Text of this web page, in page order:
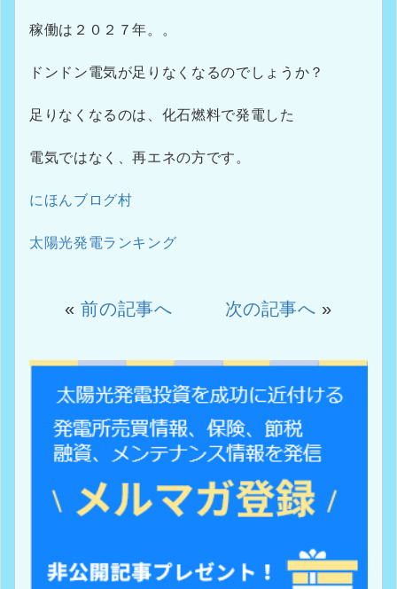
稼働は２０２７年。。
ドンドン電気が足りなくなるのでしょうか？
足りなくなるのは、化石燃料で発電した
電気ではなく、再エネの方です。
にほんブログ村
太陽光発電ランキング
«前の記事へ 次の記事へ »